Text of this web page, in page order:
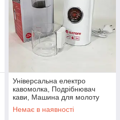
Універсальна електро
кавомолка, Подрібнювач
кави, Машина для молоту
кави, Кавомолка потужна SG-
48
Немає в наявності